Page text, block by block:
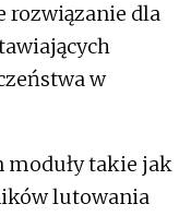
rozwiązanie dla
w
moduły takie jak
lutowania